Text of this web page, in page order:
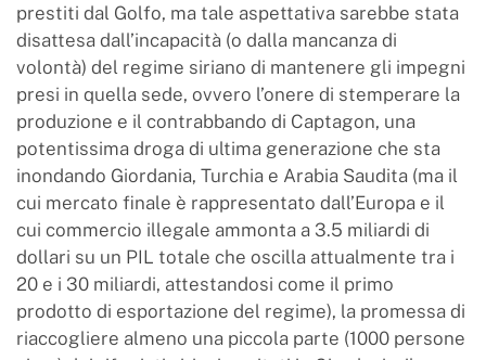
prestiti dal Golfo, ma tale aspettativa sarebbe stata
disattesa dall’incapacità (o dalla mancanza di
volontà) del regime siriano di mantenere gli impegni
presi in quella sede, ovvero l’onere di stemperare la
produzione e il contrabbando di Captagon, una
potentissima droga di ultima generazione che sta
inondando Giordania, Turchia e Arabia Saudita (ma il
cui mercato finale è rappresentato dall’Europa e il
cui commercio illegale ammonta a 3.5 miliardi di
dollari su un PIL totale che oscilla attualmente tra i
20 e i 30 miliardi, attestandosi come il primo
prodotto di esportazione del regime), la promessa di
riaccogliere almeno una piccola parte (1000 persone